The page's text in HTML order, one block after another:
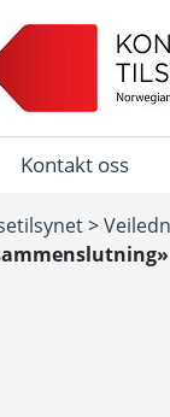
Kontakt oss
>